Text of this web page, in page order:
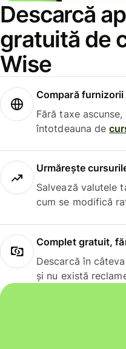
Descarcă
gratuită de
Wise
Compară
Fără taxe
întotdeauna de
Urmărește
Salvează valutele
cum se modifică
Complet gratuit,
Descarcă în
și nu există